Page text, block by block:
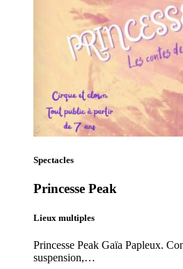
Spectacles
Princesse Peak
Lieux multiples
Princesse Peak Gaïa Papleux.
suspension,…